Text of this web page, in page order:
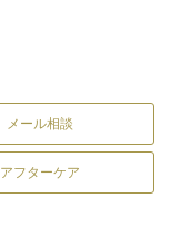
メール相談
アフターケア